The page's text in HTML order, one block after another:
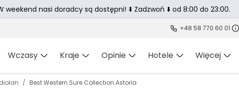
+48 58 770 60 01
Wczasy Kraje Opinie Hotele Więcej
Best Western Sure Collection Astoria
weekend nasi doradcy są dostępni! ⬇️ Zadzwoń ⬇️ od 8:00 do 23:00.